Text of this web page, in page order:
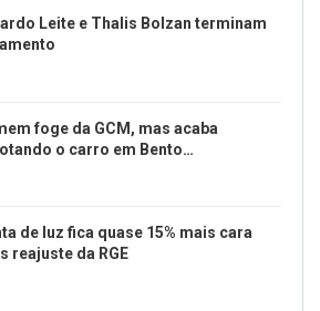
Leite e Thalis Bolzan terminam
foge da GCM, mas acaba
o carro em Bento…
de luz fica quase 15% mais cara
reajuste da RGE